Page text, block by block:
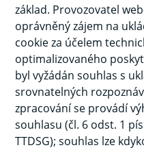
základ. Provozovatel
oprávněný zájem na
cookie za účelem
optimalizovaného
byl vyžádán souhlas s
srovnatelných
zpracování se provádí
souhlasu (čl. 6 odst. 1
TTDSG); souhlas lze